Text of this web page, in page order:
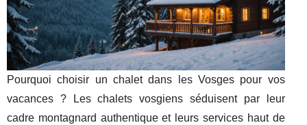
Pourquoi choisir un chalet dans les Vosges pour vos
vacances ? Les chalets vosgiens séduisent par leur
cadre montagnard authentique et leurs services haut de